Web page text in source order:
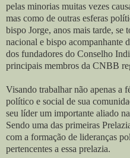
pelas minorias muitas vezes
mas como de outras esferas
bispo Jorge, anos mais tarde, se
nacional e bispo acompanhante
dos fundadores do Conselho
principais membros da CNBB
Visando trabalhar não apenas a
político e social de sua
seu líder um importante aliado
Sendo uma das primeiras
com a formação de lideranças
pertencentes a essa prelazia.